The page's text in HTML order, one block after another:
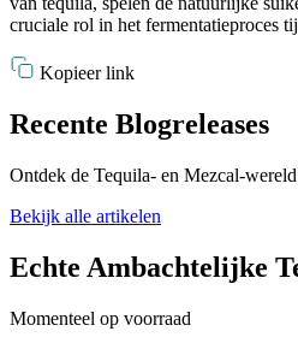
cruciale rol in het fermentatieproces
Kopieer link
Recente Blogreleases
Ontdek de Tequila- en Mezcal-
Bekijk alle artikelen
Echte Ambachtelijke
Momenteel op voorraad